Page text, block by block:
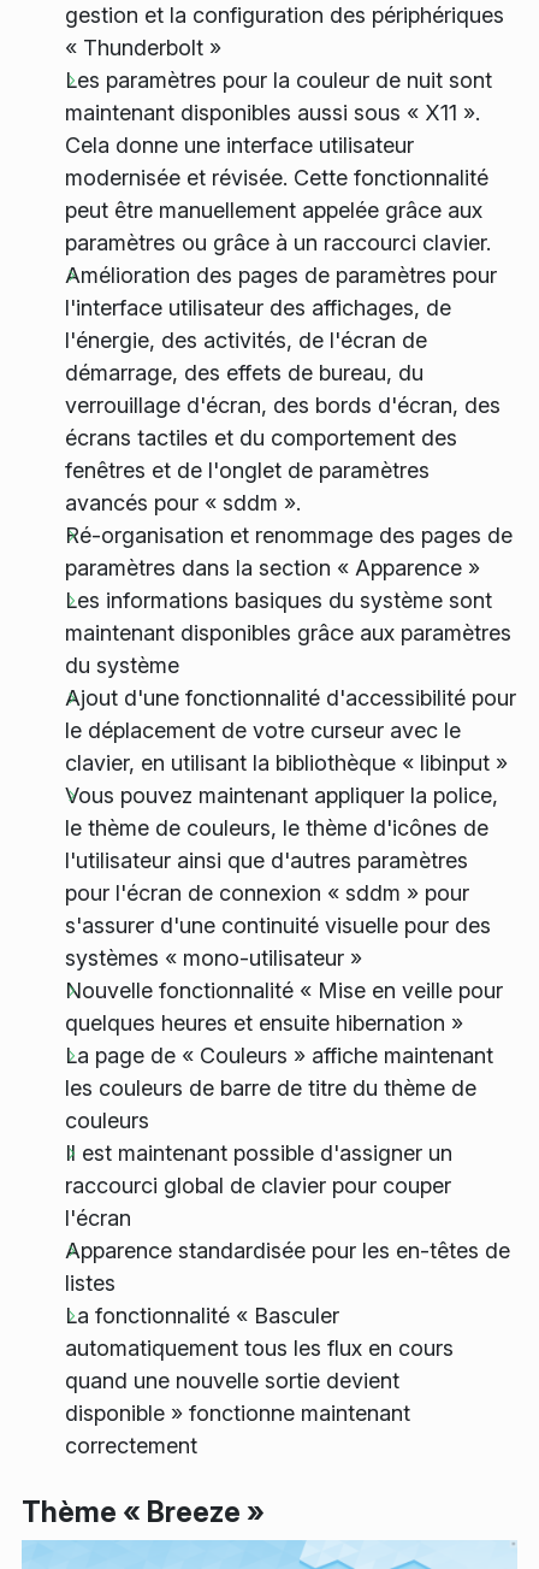
gestion et la configuration des périphériques
« Thunderbolt »
Les paramètres pour la couleur de nuit sont
maintenant disponibles aussi sous « X11 ».
Cela donne une interface utilisateur
modernisée et révisée. Cette fonctionnalité
peut être manuellement appelée grâce aux
paramètres ou grâce à un raccourci clavier.
Amélioration des pages de paramètres pour
l'interface utilisateur des affichages, de
l'énergie, des activités, de l'écran de
démarrage, des effets de bureau, du
verrouillage d'écran, des bords d'écran, des
écrans tactiles et du comportement des
fenêtres et de l'onglet de paramètres
avancés pour « sddm ».
Ré-organisation et renommage des pages de
paramètres dans la section « Apparence »
Les informations basiques du système sont
maintenant disponibles grâce aux paramètres
du système
Ajout d'une fonctionnalité d'accessibilité pour
le déplacement de votre curseur avec le
clavier, en utilisant la bibliothèque « libinput »
Vous pouvez maintenant appliquer la police,
le thème de couleurs, le thème d'icônes de
l'utilisateur ainsi que d'autres paramètres
pour l'écran de connexion « sddm » pour
s'assurer d'une continuité visuelle pour des
systèmes « mono-utilisateur »
Nouvelle fonctionnalité « Mise en veille pour
quelques heures et ensuite hibernation »
La page de « Couleurs » affiche maintenant
les couleurs de barre de titre du thème de
couleurs
Il est maintenant possible d'assigner un
raccourci global de clavier pour couper
l'écran
Apparence standardisée pour les en-têtes de
listes
La fonctionnalité « Basculer
automatiquement tous les flux en cours
quand une nouvelle sortie devient
disponible » fonctionne maintenant
correctement
Thème « Breeze »